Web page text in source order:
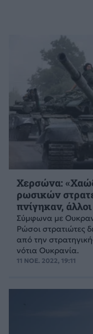
Χερσώνα:
ρωσικών
πνίγηκαν,
Σύμφωνα με
Ρώσοι στρατιώτες
από την
νότια Ουκρανία.
11 ΝΟΕ. 2022, 19:11